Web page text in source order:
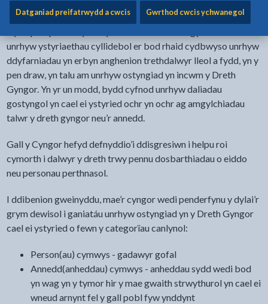
Datganiad preifatrwydd a cwcis Gwrthod cwcis ychwanegol
rinweddau perthnasol.
unrhyw ystyriaethau cyllidebol er bod rhaid cydbwyso unrhyw
ddyfarniadau yn erbyn anghenion trethdalwyr lleol a fydd, yn y
pen draw, yn talu am unrhyw ostyngiad yn incwm y Dreth
Gyngor. Yn yr un modd, bydd cyfnod unrhyw daliadau
gostyngol yn cael ei ystyried ochr yn ochr ag amgylchiadau
talwr y dreth gyngor neu’r annedd.
Gall y Cyngor hefyd defnyddio’i ddisgresiwn i helpu roi
cymorth i dalwyr y dreth trwy pennu dosbarthiadau o eiddo
neu personau perthnasol.
I ddibenion gweinyddu, mae’r cyngor wedi penderfynu y dylai’r
grym dewisol i ganiatáu unrhyw ostyngiad yn y Dreth Gyngor
cael ei ystyried o fewn y categorïau canlynol:
Person(au) cymwys - gadawyr gofal
Annedd(anheddau) cymwys - anheddau sydd wedi bod
yn wag yn y tymor hir y mae gwaith strwythurol yn cael ei
wneud arnynt fel y gall pobl fyw ynddynt